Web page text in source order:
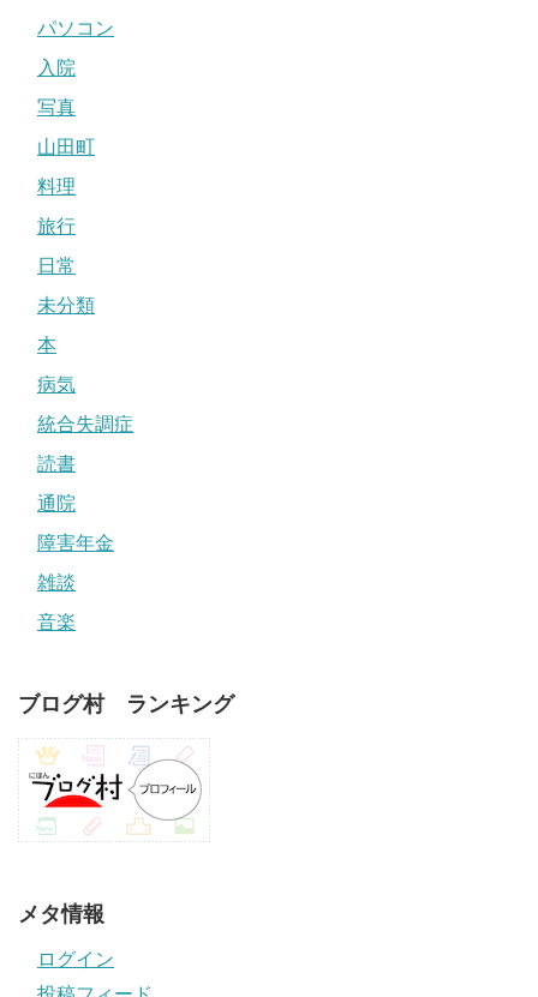
パソコン
入院
写真
山田町
料理
旅行
日常
未分類
本
病気
統合失調症
読書
通院
障害年金
雑談
音楽
ブログ村 ランキング
メタ情報
ログイン